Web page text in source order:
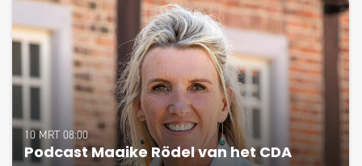
10 MRT 08:00
Podcast Maaike Rödel van het CDA